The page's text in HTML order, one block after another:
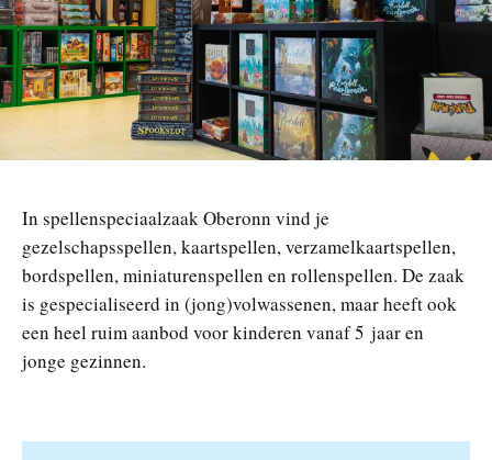
n
In spellenspeciaalzaak Oberonn vind je
gezelschapsspellen, kaartspellen, verzamelkaartspellen,
bordspellen, miniaturenspellen en rollenspellen. De zaak
is gespecialiseerd in (jong)volwassenen, maar heeft ook
een heel ruim aanbod voor kinderen vanaf 5 jaar en
jonge gezinnen.